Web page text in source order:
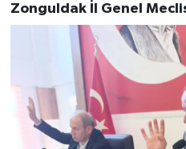
Zonguldak İl Genel